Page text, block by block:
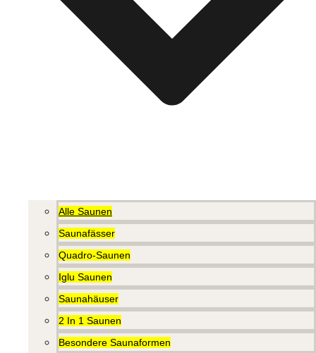
Alle Saunen
Saunafässer
Quadro-Saunen
Iglu Saunen
Saunahäuser
2 In 1 Saunen
Besondere Saunaformen